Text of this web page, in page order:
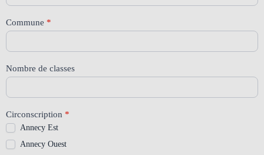
Commune *
Nombre de classes
Circonscription *
Annecy Est
Annecy Ouest